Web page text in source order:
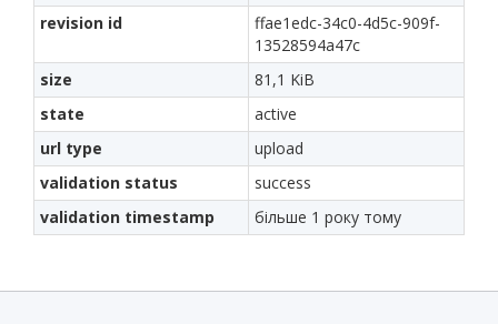
revision id
ffae1edc-34c0-4d5c-909f-
13528594a47c
size
81,1 KiB
state
active
url type
upload
validation status
success
validation timestamp
більше 1 року тому